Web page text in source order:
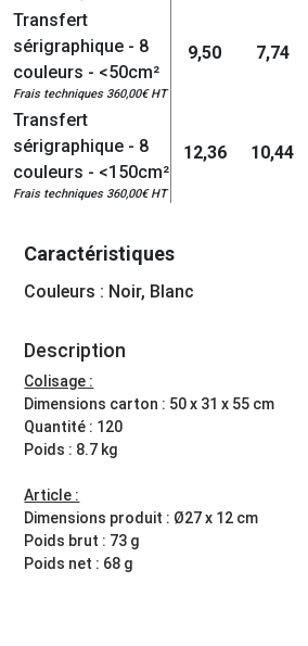
Transfert
sérigraphique - 8
couleurs - <50cm²
Frais techniques 360,00€ HT
9,50 7,74
Transfert
sérigraphique - 8
couleurs - <150cm²
Frais techniques 360,00€ HT
12,36 10,44
Caractéristiques
Couleurs : Noir, Blanc
Description
Colisage :
Dimensions carton : 50 x 31 x 55 cm
Quantité : 120
Poids : 8.7 kg
Article :
Dimensions produit : Ø27 x 12 cm
Poids brut : 73 g
Poids net : 68 g